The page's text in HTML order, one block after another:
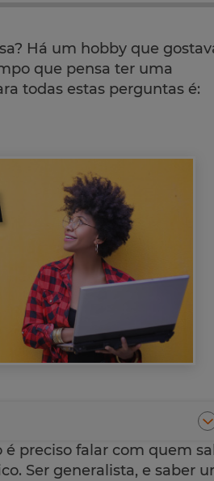
Há um hobby que
que pensa ter uma
todas estas perguntas é:
preciso falar com quem
Ser generalista, e saber